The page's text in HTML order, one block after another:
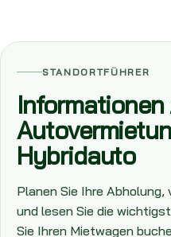
STANDORTFÜHRER
Informationen
Hybridauto
Planen Sie Ihre Abholung,
und lesen Sie die
Sie Ihren Mietwagen